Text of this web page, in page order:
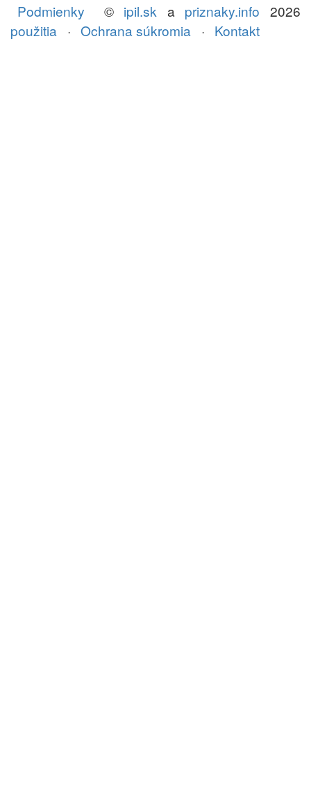
© ipil.sk a priznaky.info 2026
Podmienky
použitia · Ochrana súkromia · Kontakt